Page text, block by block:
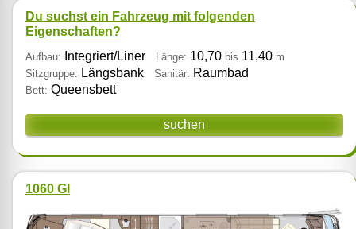
Du suchst ein Fahrzeug mit folgenden
Eigenschaften?
Aufbau: Integriert/Liner Länge: 10,70 bis 11,40 m
Sitzgruppe: Längsbank Sanitär: Raumbad
Bett: Queensbett
suchen
1060 GI